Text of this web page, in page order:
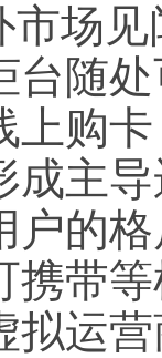
市场
台随
上购
成主
户的
携带
拟运